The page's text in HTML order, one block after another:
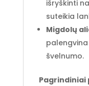
išryškinti
suteikia
Migdolų
švelnumo.
Pagrindiniai